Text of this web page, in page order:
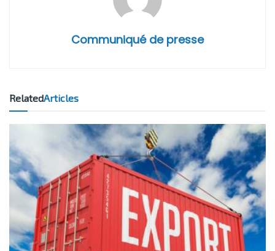
Communiqué de presse
RelatedArticles